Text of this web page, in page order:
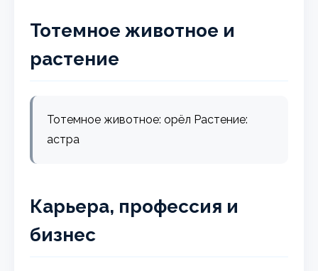
Тотемное животное и
растение
Тотемное животное: орёл Растение:
астра
Карьера, профессия и
бизнес